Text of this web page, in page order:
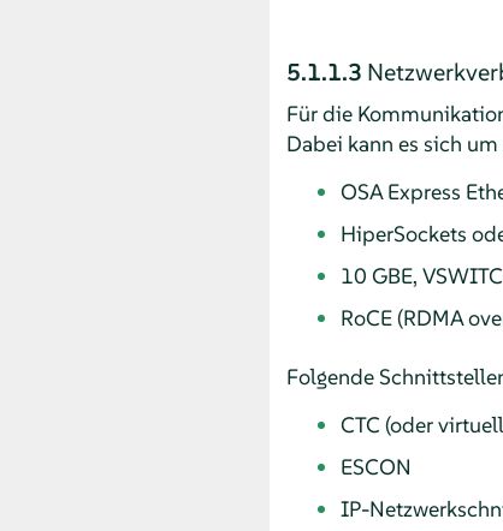
5.1.1.3
Für die
Dabei kann es sich
OSA Express
HiperSockets
10 GBE,
RoCE (RDMA
Folgende
CTC (oder
ESCON
IP-